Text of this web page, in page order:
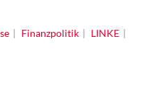
Finanzpolitik
LINKE